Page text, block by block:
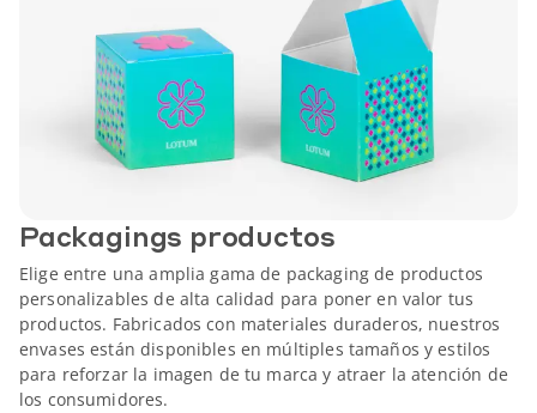
Packagings productos
Elige entre una amplia gama de packaging de productos
personalizables de alta calidad para poner en valor tus
productos. Fabricados con materiales duraderos, nuestros
envases están disponibles en múltiples tamaños y estilos
para reforzar la imagen de tu marca y atraer la atención de
los consumidores.